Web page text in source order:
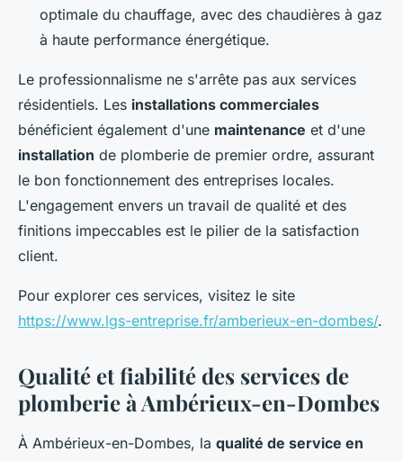
optimale du chauffage, avec des chaudières à gaz
à haute performance énergétique.
Le professionnalisme ne s'arrête pas aux services
résidentiels. Les installations commerciales
bénéficient également d'une maintenance et d'une
installation de plomberie de premier ordre, assurant
le bon fonctionnement des entreprises locales.
L'engagement envers un travail de qualité et des
finitions impeccables est le pilier de la satisfaction
client.
Pour explorer ces services, visitez le site
https://www.lgs-entreprise.fr/amberieux-en-dombes/.
Qualité et fiabilité des services de
plomberie à Ambérieux-en-Dombes
À Ambérieux-en-Dombes, la qualité de service en